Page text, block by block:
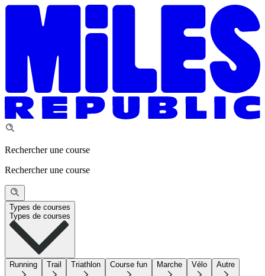
Rechercher une course
Rechercher une course
Types de courses
Types de courses
Running Trail Triathlon Course fun Marche Vélo Autre